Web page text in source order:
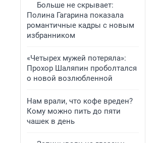
Больше не скрывает:
Полина Гагарина показала
романтичные кадры с новым
избранником
«Четырех мужей потеряла»:
Прохор Шаляпин проболтался
о новой возлюбленной
Нам врали, что кофе вреден?
Кому можно пить до пяти
чашек в день